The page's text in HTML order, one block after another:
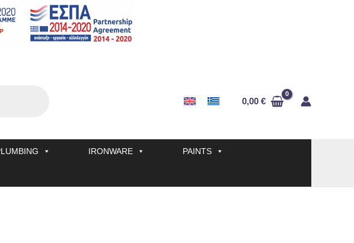
0,00 €
IRONWARE PAINTS